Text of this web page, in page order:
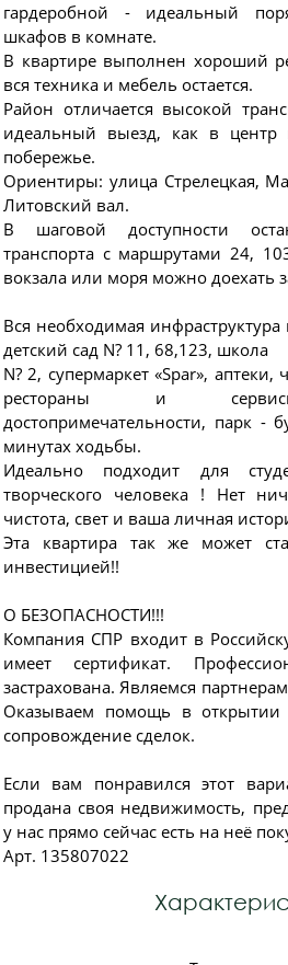
гардеробной - идеальный
шкафов в комнате.
В квартире выполнен хороший
вся техника и мебель остается.
Район отличается высокой
идеальный выезд, как в центр
побережье.
Ориентиры: улица Стрелецкая,
Литовский вал.
В шаговой доступности
транспорта с маршрутами 24,
вокзала или моря можно доехать
Вся необходимая
детский сад N? 11, 68,123, школа
N? 2, супермаркет «Spar»,
рестораны и
достопримечательности, парк -
минутах ходьбы.
Идеально подходит для
творческого человека ! Нет
чистота, свет и ваша личная
Эта квартира так же может
инвестицией!!
О БЕЗОПАСНОСТИ!!!
Компания СПР входит в
имеет сертификат.
застрахована. Являемся
Оказываем помощь в открытии
сопровождение сделок.
Если вам понравился этот
продана своя недвижимость,
у нас прямо сейчас есть на неё
Арт. 135807022